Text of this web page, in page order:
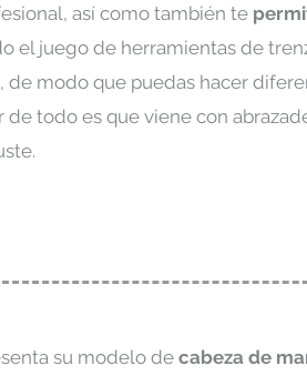
así como también te
el juego de herramientas de
de modo que puedas hacer
todo es que viene con
su modelo decabeza de